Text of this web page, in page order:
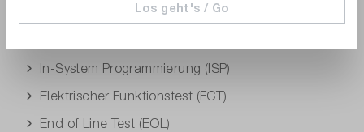
In-Circuit-Test (ICT)
In-System Programmierung (ISP)
Elektrischer Funktionstest (FCT)
End of Line Test (EOL)
Los geht's / Go